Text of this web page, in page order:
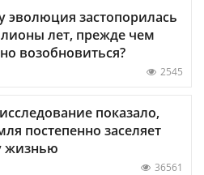
эволюция застопорилась
лет, прежде чем
возобновиться?
2545
показало,
постепенно заселяет
жизнью
36561